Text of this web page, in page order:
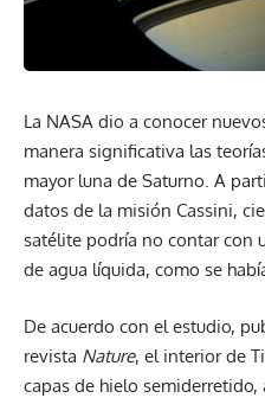
La NASA dio a conocer
manera significativa las
mayor luna de Saturno. A
datos de la misión Cassini,
satélite podría no contar con
de agua líquida, como se
De acuerdo con el estudio,
revista Nature, el interior de
capas de hielo